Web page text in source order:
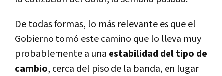
De todas formas, lo más relevante es que el
Gobierno tomó este camino que lo lleva muy
probablemente a una estabilidad del tipo de
cambio, cerca del piso de la banda, en lugar